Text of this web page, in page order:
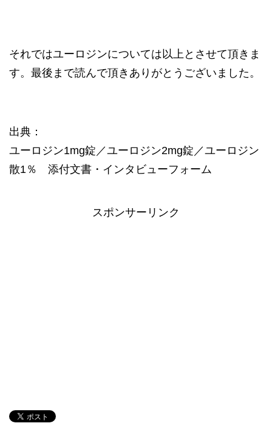
それではユーロジンについては以上とさせて頂きま
す。最後まで読んで頂きありがとうございました。
出典：
ユーロジン1mg錠／ユーロジン2mg錠／ユーロジン
散1％ 添付文書・インタビューフォーム
スポンサーリンク